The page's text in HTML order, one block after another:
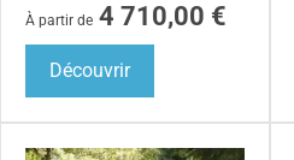
À partir de 4 710,00 €
Découvrir